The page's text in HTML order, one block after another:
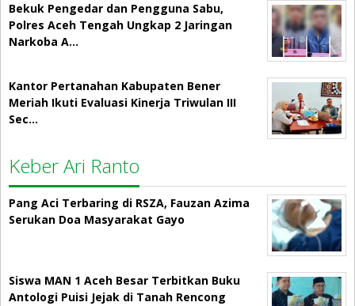
Bekuk Pengedar dan Pengguna Sabu,
Polres Aceh Tengah Ungkap 2 Jaringan
Narkoba A…
Kantor Pertanahan Kabupaten Bener
Meriah Ikuti Evaluasi Kinerja Triwulan III
Sec…
Keber Ari Ranto
Pang Aci Terbaring di RSZA, Fauzan Azima
Serukan Doa Masyarakat Gayo
Siswa MAN 1 Aceh Besar Terbitkan Buku
Antologi Puisi Jejak di Tanah Rencong